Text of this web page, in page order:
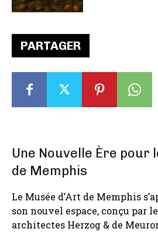
PARTAGER
Une Nouvelle Ère pour
de Memphis
Le Musée d’Art de Memphis
son nouvel espace, conçu par
architectes Herzog & de